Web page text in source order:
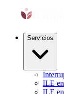
Servicios
ILE
ILE